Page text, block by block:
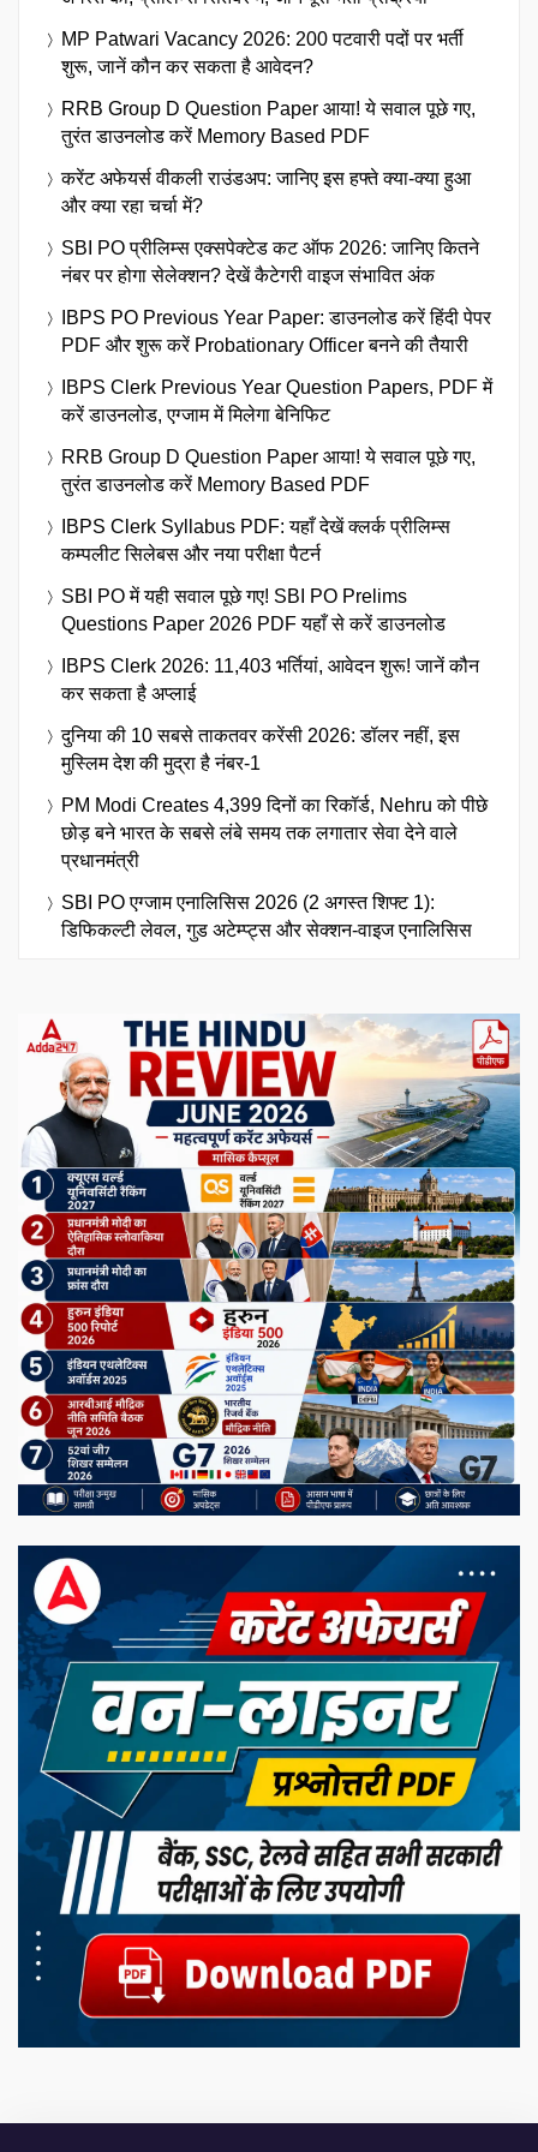
MP Patwari Vacancy 2026: 200 पटवारी पदों पर भर्ती
शुरू, जानें कौन कर सकता है आवेदन?
RRB Group D Question Paper आया! ये सवाल पूछे गए,
तुरंत डाउनलोड करें Memory Based PDF
करेंट अफेयर्स वीकली राउंडअप: जानिए इस हफ्ते क्या-क्या हुआ
और क्या रहा चर्चा में?
SBI PO प्रीलिम्स एक्सपेक्टेड कट ऑफ 2026: जानिए कितने
नंबर पर होगा सेलेक्शन? देखें कैटेगरी वाइज संभावित अंक
IBPS PO Previous Year Paper: डाउनलोड करें हिंदी पेपर
PDF और शुरू करें Probationary Officer बनने की तैयारी
IBPS Clerk Previous Year Question Papers, PDF में
करें डाउनलोड, एग्जाम में मिलेगा बेनिफिट
RRB Group D Question Paper आया! ये सवाल पूछे गए,
तुरंत डाउनलोड करें Memory Based PDF
IBPS Clerk Syllabus PDF: यहाँ देखें क्लर्क प्रीलिम्स
कम्पलीट सिलेबस और नया परीक्षा पैटर्न
SBI PO में यही सवाल पूछे गए! SBI PO Prelims
Questions Paper 2026 PDF यहाँ से करें डाउनलोड
IBPS Clerk 2026: 11,403 भर्तियां, आवेदन शुरू! जानें कौन
कर सकता है अप्लाई
दुनिया की 10 सबसे ताकतवर करेंसी 2026: डॉलर नहीं, इस
मुस्लिम देश की मुद्रा है नंबर-1
PM Modi Creates 4,399 दिनों का रिकॉर्ड, Nehru को पीछे
छोड़ बने भारत के सबसे लंबे समय तक लगातार सेवा देने वाले
प्रधानमंत्री
SBI PO एग्जाम एनालिसिस 2026 (2 अगस्त शिफ्ट 1):
डिफिकल्टी लेवल, गुड अटेम्प्ट्स और सेक्शन-वाइज एनालिसिस